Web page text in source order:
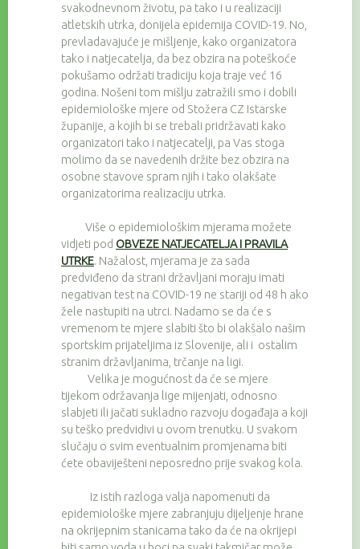
svakodnevnom životu, pa tako i u realizaciji
atletskih utrka, donijela epidemija COVID-19. No,
prevladavajuće je mišljenje, kako organizatora
tako i natjecatelja, da bez obzira na poteškoće
pokušamo održati tradiciju koja traje već 16
godina. Nošeni tom mišlju zatražili smo i dobili
epidemiološke mjere od Stožera CZ Istarske
županije, a kojih bi se trebali pridržavati kako
organizatori tako i natjecatelji, pa Vas stoga
molimo da se navedenih držite bez obzira na
osobne stavove spram njih i tako olakšate
organizatorima realizaciju utrka.
Više o epidemiološkim mjerama možete
vidjeti pod OBVEZE NATJECATELJA I PRAVILA
UTRKE. Nažalost, mjerama je za sada
predviđeno da strani državljani moraju imati
negativan test na COVID-19 ne stariji od 48 h ako
žele nastupiti na utrci. Nadamo se da će s
vremenom te mjere slabiti što bi olakšalo našim
sportskim prijateljima iz Slovenije, ali i ostalim
stranim državljanima, trčanje na ligi.
Velika je mogućnost da će se mjere
tijekom održavanja lige mijenjati, odnosno
slabjeti ili jačati sukladno razvoju događaja a koji
su teško predvidivi u ovom trenutku. U svakom
slučaju o svim eventualnim promjenama biti
ćete obaviješteni neposredno prije svakog kola.
Iz istih razloga valja napomenuti da
epidemiološke mjere zabranjuju dijeljenje hrane
na okrijepnim stanicama tako da će na okrijepi